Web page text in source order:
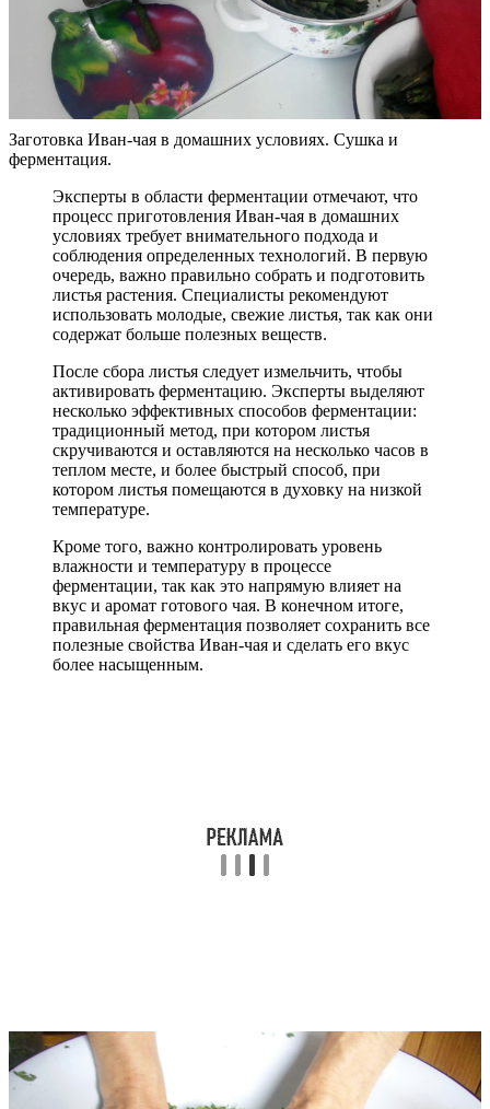
Заготовка Иван-чая в домашних условиях. Сушка и
ферментация.
Эксперты в области ферментации отмечают, что
процесс приготовления Иван-чая в домашних
условиях требует внимательного подхода и
соблюдения определенных технологий. В первую
очередь, важно правильно собрать и подготовить
листья растения. Специалисты рекомендуют
использовать молодые, свежие листья, так как они
содержат больше полезных веществ.
После сбора листья следует измельчить, чтобы
активировать ферментацию. Эксперты выделяют
несколько эффективных способов ферментации:
традиционный метод, при котором листья
скручиваются и оставляются на несколько часов в
теплом месте, и более быстрый способ, при
котором листья помещаются в духовку на низкой
температуре.
Кроме того, важно контролировать уровень
влажности и температуру в процессе
ферментации, так как это напрямую влияет на
вкус и аромат готового чая. В конечном итоге,
правильная ферментация позволяет сохранить все
полезные свойства Иван-чая и сделать его вкус
более насыщенным.